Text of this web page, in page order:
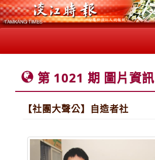
第 1021 期 圖片資訊
【社團大聲公】自造者社